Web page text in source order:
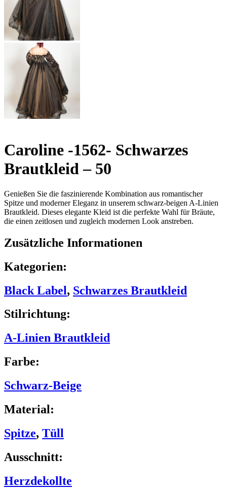
Caroline -1562- Schwarzes
Brautkleid – 50
Genießen Sie die faszinierende Kombination aus romantischer
Spitze und moderner Eleganz in unserem schwarz-beigen A-Linien
Brautkleid. Dieses elegante Kleid ist die perfekte Wahl für Bräute,
die einen zeitlosen und zugleich modernen Look anstreben.
Zusätzliche Informationen
Kategorien:
Black Label, Schwarzes Brautkleid
Stilrichtung:
A-Linien Brautkleid
Farbe:
Schwarz-Beige
Material:
Spitze, Tüll
Ausschnitt:
Herzdekollte